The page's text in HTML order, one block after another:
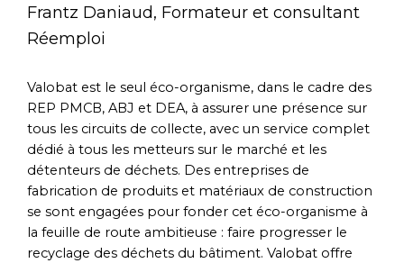
Frantz Daniaud, Formateur et consultant
Réemploi
Valobat est le seul éco-organisme, dans le cadre des
REP PMCB, ABJ et DEA, à assurer une présence sur
tous les circuits de collecte, avec un service complet
dédié à tous les metteurs sur le marché et les
détenteurs de déchets. Des entreprises de
fabrication de produits et matériaux de construction
se sont engagées pour fonder cet éco-organisme à
la feuille de route ambitieuse : faire progresser le
recyclage des déchets du bâtiment. Valobat offre